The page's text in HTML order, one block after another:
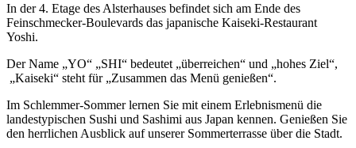
In der 4. Etage des Alsterhauses befindet sich am Ende des
Feinschmecker-Boulevards das japanische Kaiseki-Restaurant
Yoshi.
Der Name „YO“ „SHI“ bedeutet „überreichen“ und „hohes Ziel“,
„Kaiseki“ steht für „Zusammen das Menü genießen“.
Im Schlemmer-Sommer lernen Sie mit einem Erlebnismenü die
landestypischen Sushi und Sashimi aus Japan kennen. Genießen Sie
den herrlichen Ausblick auf unserer Sommerterrasse über die Stadt.